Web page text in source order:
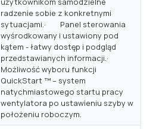
radzenie sobie z konkretnymi
sytuacjami.· Panel sterowania
wyśrodkowany i ustawiony pod
kątem - łatwy dostęp i podgląd
przedstawianych informacji.·
Możliwość wyboru funkcji
QuickStart ™ – system
natychmiastowego startu pracy
wentylatora po ustawieniu szyby w
położeniu roboczym.